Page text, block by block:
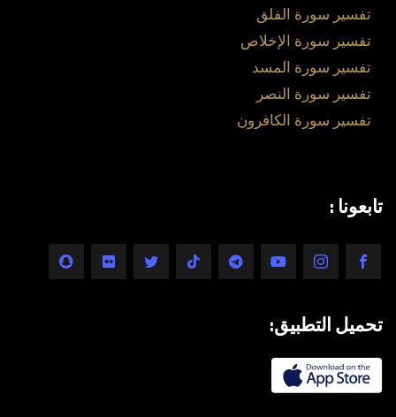
تفسير سورة الفلق
تفسير سورة الإخلاص
تفسير سورة المسد
تفسير سورة النصر
تفسير سورة الكافرون
تابعونا :
تحميل التطبيق: